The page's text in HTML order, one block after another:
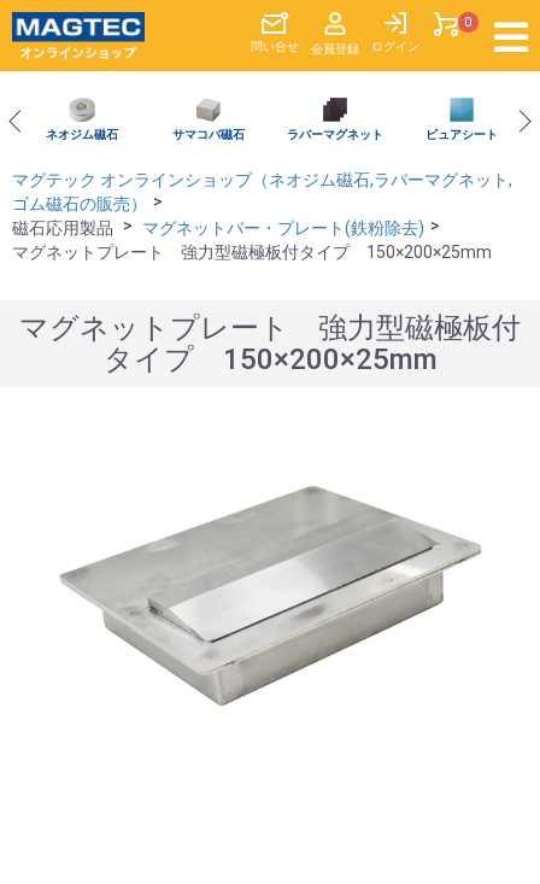
問い合せ 会員登録 ログイン
0
ネオジム磁石 サマコバ磁石 ラバーマグネット ビュアシート
マグテック オンラインショップ（ネオジム磁石,ラバーマグネット,
ゴム磁石の販売）
磁石応用製品
マグネットバー・プレート(鉄粉除去)
マグネットプレート 強力型磁極板付タイプ 150×200×25mm
マグネットプレート 強力型磁極板付
タイプ 150×200×25mm